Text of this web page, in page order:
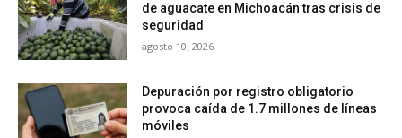
de aguacate en Michoacán tras crisis de
seguridad
agosto 10, 2026
Depuración por registro obligatorio
provoca caída de 1.7 millones de líneas
móviles